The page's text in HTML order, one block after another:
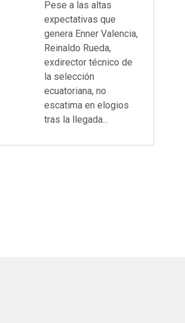
Pese a las altas
expectativas que
genera Enner Valencia,
Reinaldo Rueda,
exdirector técnico de
la selección
ecuatoriana, no
escatima en elogios
tras la llegada...